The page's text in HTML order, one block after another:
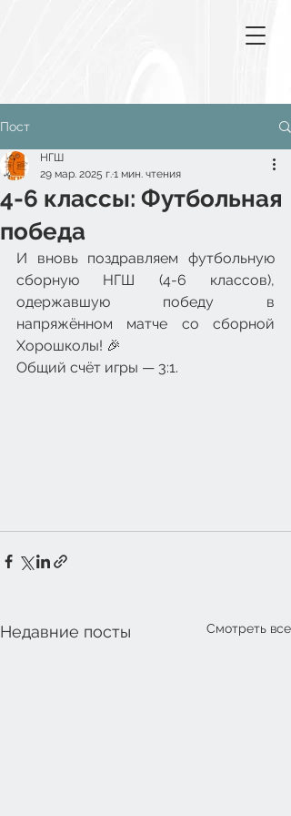
Пост
4-6 классы: Футбольная
победа
НГШ
29 мар. 2025 г.1 мин. чтения
И вновь поздравляем футбольную
сборную НГШ (4-6 классов),
одержавшую победу в
напряжённом матче со сборной
Хорошколы! 🎉
Общий счёт игры — 3:1.
Недавние посты Смотреть все